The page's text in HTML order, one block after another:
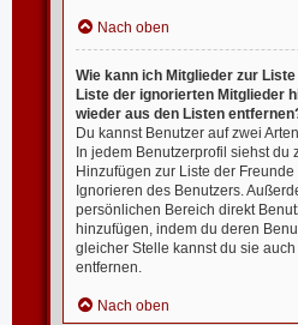
Nach oben
Wie kann ich Mitglieder zur
Liste der ignorierten Mitglieder
wieder aus den Listen
Du kannst Benutzer auf zwei
In jedem Benutzerprofil siehst du
Hinzufügen zur Liste der
Ignorieren des Benutzers.
persönlichen Bereich direkt
hinzufügen, indem du deren
gleicher Stelle kannst du sie
entfernen.
Nach oben